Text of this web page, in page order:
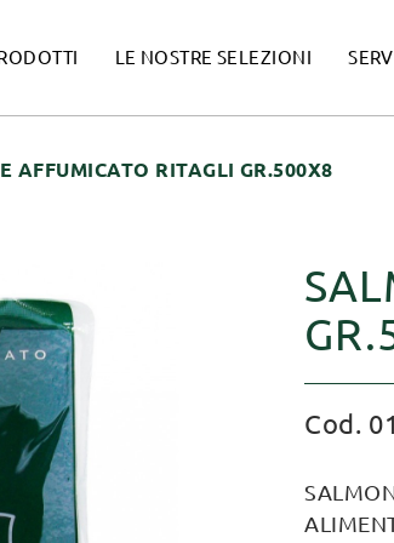
LE NOSTRE SELEZIONI
AFFUMICATO RITAGLI GR.500X8
Cod.